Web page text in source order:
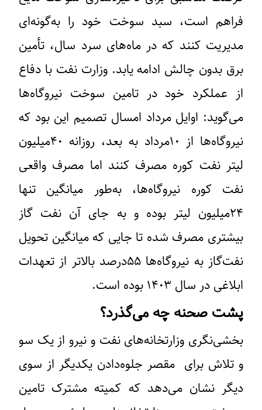
فراهم است، سبد سوخت خود را به‌گونه‌ای
مدیریت کنند که در ماه‌های سرد سال، تأمین
برق بدون چالش ادامه یابد. وزارت نفت با دفاع
از عملکرد خود در تامین سوخت نیروگاه‌ها
می‌گوید: اوایل مرداد امسال تصمیم این بود که
نیروگاه‌ها از ۱۰مرداد به بعد، روزانه ۴۰میلیون
لیتر نفت کوره مصرف کنند اما مصرف واقعی
نفت کوره نیروگاه‌ها، به‌طور میانگین تنها
۲۴میلیون لیتر بوده و به جای آن نفت گاز
بیشتری مصرف شده تا جایی که میانگین تحویل
نفت‌گاز به نیروگاه‌ها ۵۵درصد بالاتر از تعهدات
ابلاغی در سال ۱۴۰۳ بوده است.
پشت صحنه چه می‌گذرد؟
بخشی‌نگری وزارتخانه‌های نفت و نیرو از یک سو
و تلاش برای ‌ ‌مقصر جلوه‌دادن یکدیگر از سوی
دیگر نشان می‌دهد که کمیته مشترک تامین